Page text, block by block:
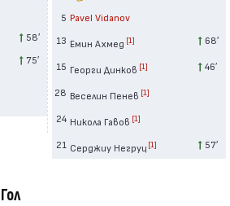
58′
75′
5 Pavel Vidanov
13 Емин Ахмед [1] 68′
15 Георги Динков [1] 46′
28 Веселин Пенев [1]
24 Никола Гавов [1]
21 Серджиу Негруц [1] 57′
Гол